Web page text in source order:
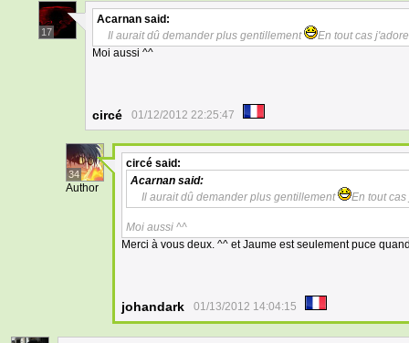
17
Acarnan said:
Il aurait dû demander plus gentillement
En tout cas
Moi aussi ^^
circé 01/12/2012 22:25:47
34
Author
circé said:
Acarnan said:
Il aurait dû demander plus gentillement
En tout
Moi aussi ^^
Merci à vous deux. ^^ et Jaume est seulement puce
johandark 01/13/2012 14:04:15